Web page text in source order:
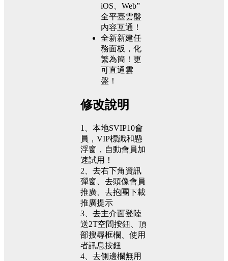
iOS、Web”
全平臺雲盤
內容互通！
全新新建任
務面板，化
繁為簡！更
可直通雲
盤！
修改說明
1、本地SVIP10會
員，VIP標識和懸
浮窗，自動會員加
速試用！
2、去右下角資訊
彈窗、去頭像會員
推廣、去抱團下載
推廣提示
3、去主介面登陸
送2T空間按鈕、頂
部搜尋框欄、使用
者訊息按鈕
4、去側邊欄無用